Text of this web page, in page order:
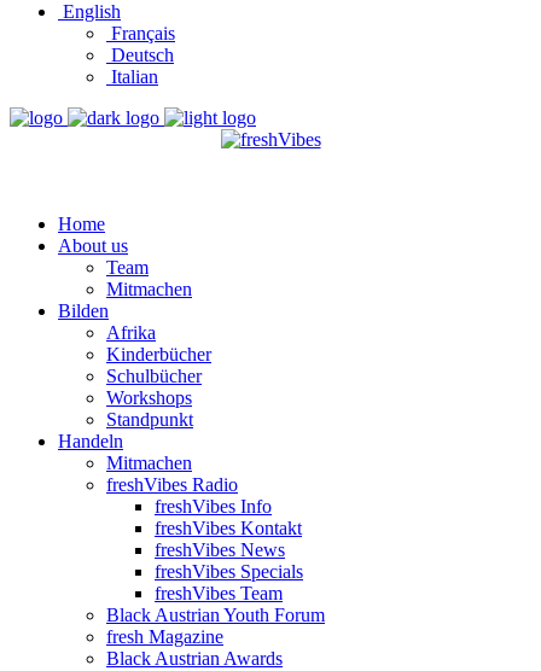
English
Français
Deutsch
Italian
Home
About us
Team
Mitmachen
Bilden
Afrika
Kinderbücher
Schulbücher
Workshops
Standpunkt
Handeln
Mitmachen
freshVibes Radio
freshVibes Info
freshVibes Kontakt
freshVibes News
freshVibes Specials
freshVibes Team
Black Austrian Youth Forum
fresh Magazine
Black Austrian Awards